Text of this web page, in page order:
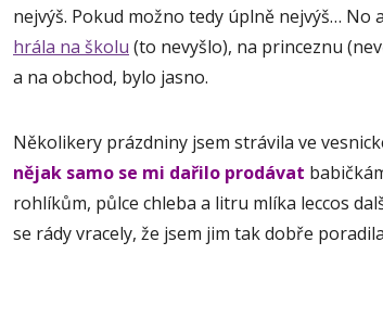
nejvýš. Pokud možno tedy úplně nejvýš… No
hrála na školu (to nevyšlo), na princeznu
a na obchod, bylo jasno.
Několikery prázdniny jsem strávila ve
nějak samo se mi dařilo prodávat
rohlíkům, půlce chleba a litru mlíka leccos
se rády vracely, že jsem jim tak dobře